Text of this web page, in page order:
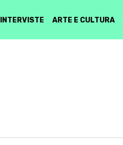
INTERVISTE ARTE E CULTURA